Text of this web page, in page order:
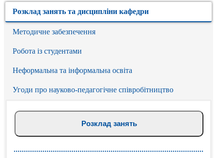
Розклад занять та дисципліни кафедри
Методичне забезпечення
Робота із студентами
Неформальна та інформальна освіта
Угоди про науково-педагогічне співробітництво
Розклад занять